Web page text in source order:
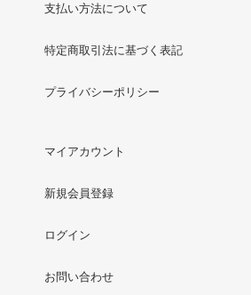
支払い方法について
特定商取引法に基づく表記
プライバシーポリシー
マイアカウント
新規会員登録
ログイン
お問い合わせ